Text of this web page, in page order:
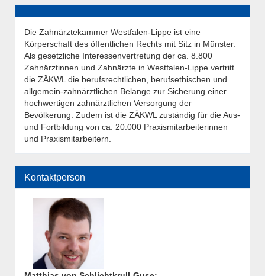
Die Zahnärztekammer Westfalen-Lippe ist eine
Körperschaft des öffentlichen Rechts mit Sitz in Münster.
Als gesetzliche Interessenvertretung der ca. 8.800
Zahnärztinnen und Zahnärzte in Westfalen-Lippe vertritt
die ZÄKWL die berufsrechtlichen, berufsethischen und
allgemein-zahnärztlichen Belange zur Sicherung einer
hochwertigen zahnärztlichen Versorgung der
Bevölkerung. Zudem ist die ZÄKWL zuständig für die Aus-
und Fortbildung von ca. 20.000 Praxismitarbeiterinnen
und Praxismitarbeitern.
Kontaktperson